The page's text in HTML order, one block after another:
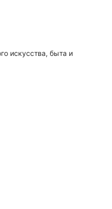
искусства, быта и